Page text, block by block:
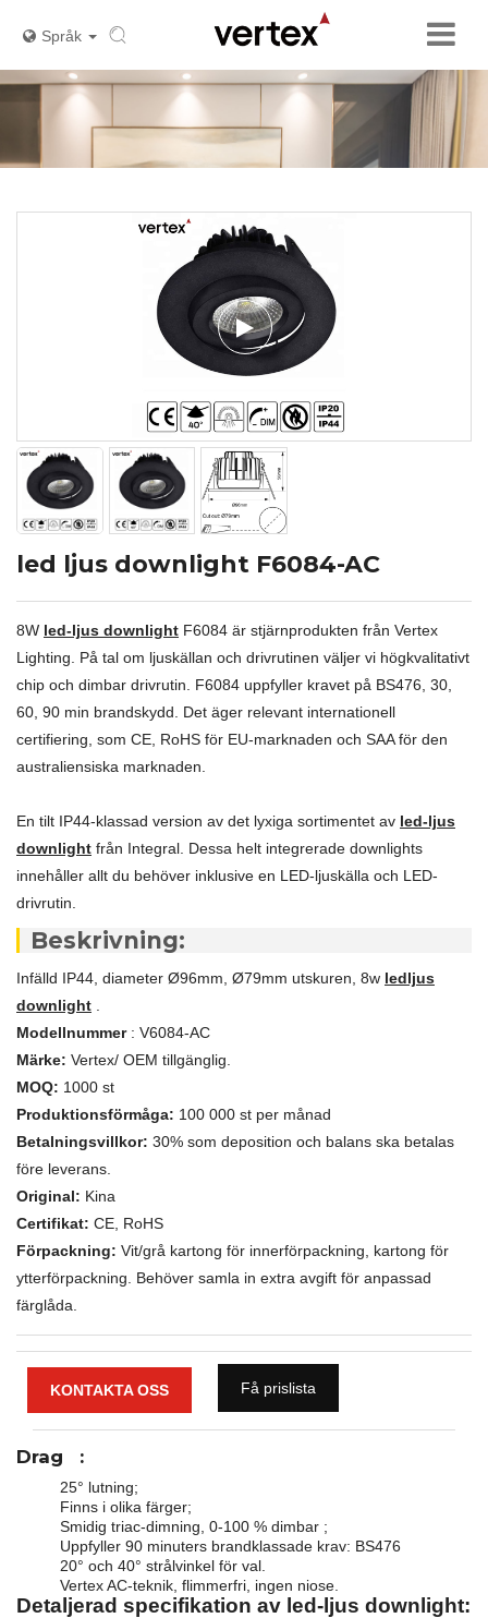
Språk
led ljus downlight F6084-AC
8W led-ljus downlight F6084 är stjärnprodukten från Vertex
Lighting. På tal om ljuskällan och drivrutinen väljer vi högkvalitativt
chip och dimbar drivrutin. F6084 uppfyller kravet på BS476, 30,
60, 90 min brandskydd. Det äger relevant internationell
certifiering, som CE, RoHS för EU-marknaden och SAA för den
australiensiska marknaden.
En tilt IP44-klassad version av det lyxiga sortimentet av led-ljus
downlight från Integral. Dessa helt integrerade downlights
innehåller allt du behöver inklusive en LED-ljuskälla och LED-
drivrutin.
Beskrivning:
Infälld IP44, diameter Ø96mm, Ø79mm utskuren, 8w ledljus
downlight
Modellnummer : V6084-AC
Märke: Vertex/ OEM tillgänglig.
MOQ: 1000 st
Produktionsförmåga: 100 000 st per månad
Betalningsvillkor: 30% som deposition och balans ska betalas
före leverans.
Original: Kina
Certifikat: CE, RoHS
Förpackning: Vit/grå kartong för innerförpackning, kartong för
ytterförpackning. Behöver samla in extra avgift för anpassad
färglåda.
KONTAKTA OSS Få prislista
Drag :
25° lutning;
Finns i olika färger;
Smidig triac-dimning, 0-100 % dimbar ;
Uppfyller 90 minuters brandklassade krav: BS476
20° och 40° strålvinkel för val.
Vertex AC-teknik, flimmerfri, ingen niose.
Detaljerad specifikation av led-ljus downlight: